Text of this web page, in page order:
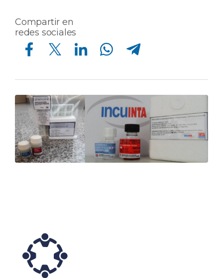
Compartir en
redes sociales
Compartir en Facebook Compartir en Twitter Compartir en Linkedin Compartir en Whatsapp Compartir en Telegram